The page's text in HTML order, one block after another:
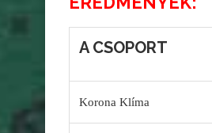
A CSOPORT
Korona Klíma